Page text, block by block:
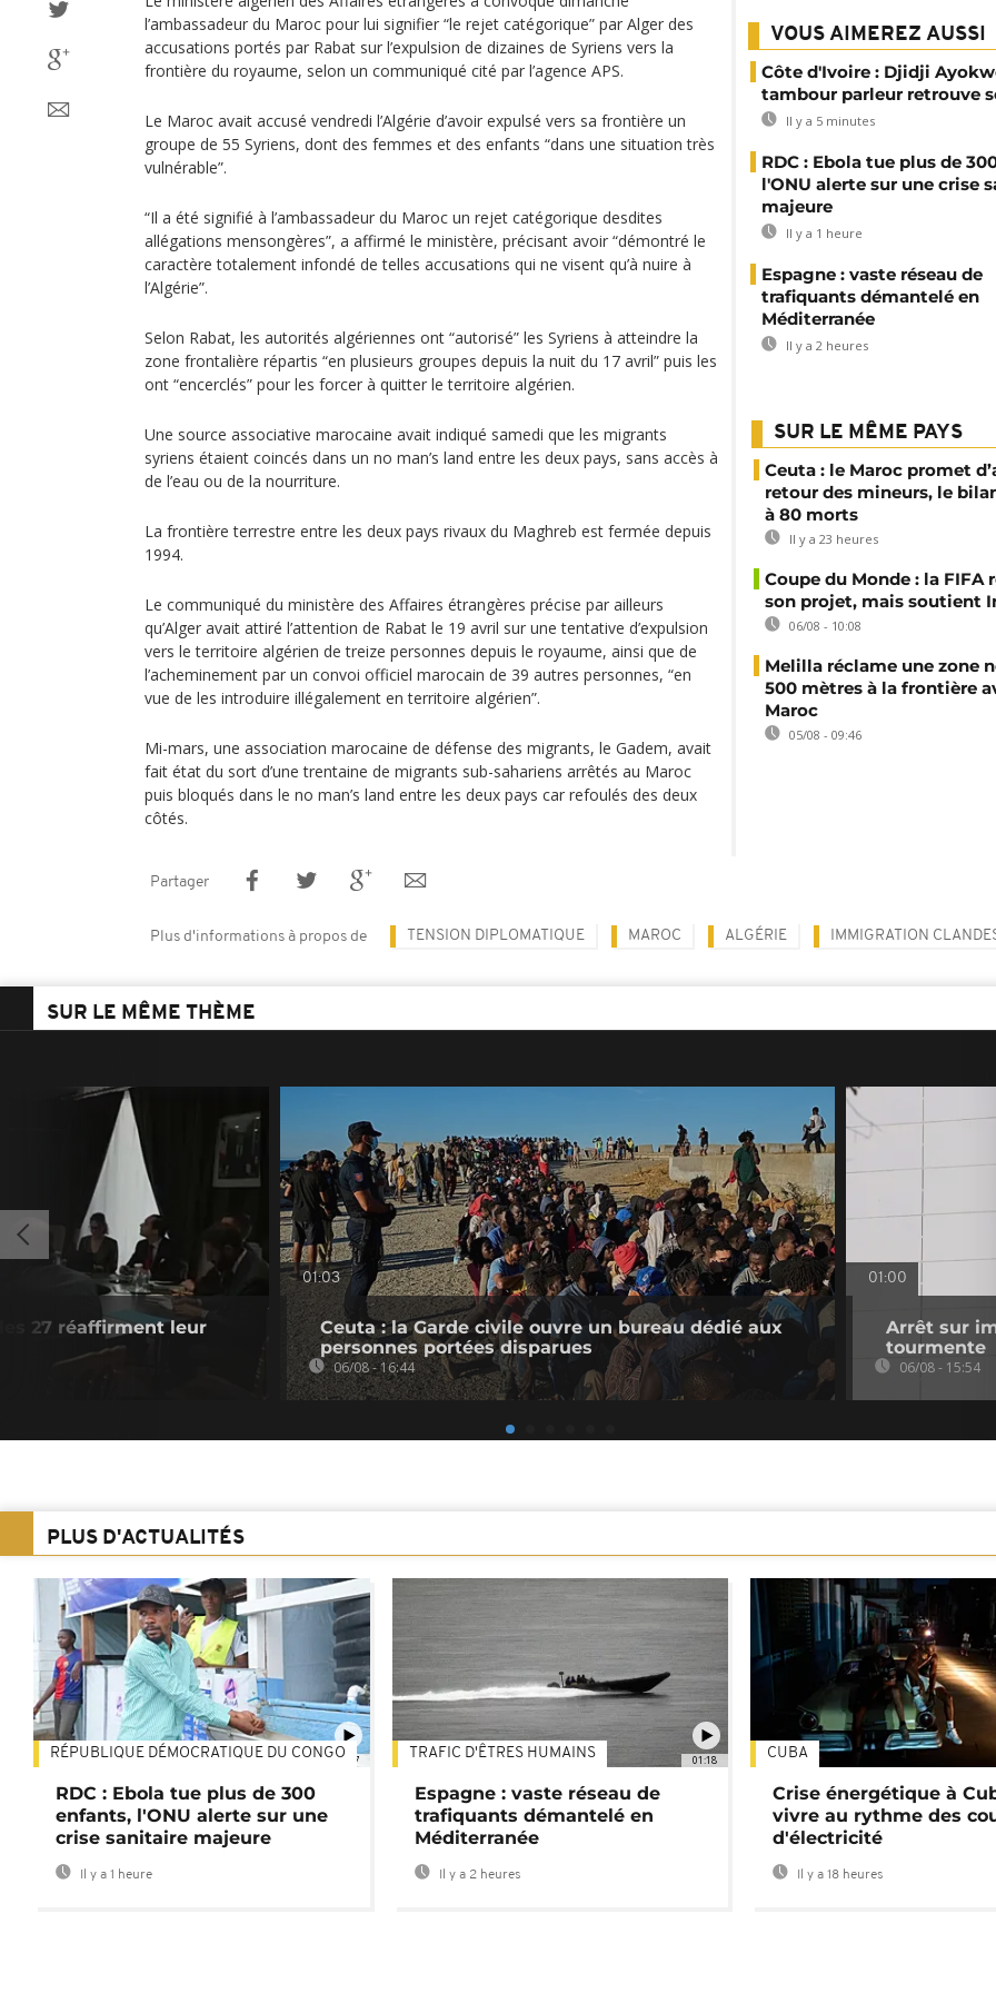
l’ambassadeur du Maroc pour lui signifier “le rejet catégorique” par Alger des
accusations portés par Rabat sur l’expulsion de dizaines de Syriens vers la
frontière du royaume, selon un communiqué cité par l’agence APS.
Le Maroc avait accusé vendredi l’Algérie d’avoir expulsé vers sa frontière un
groupe de 55 Syriens, dont des femmes et des enfants “dans une situation très
vulnérable”.
“Il a été signifié à l’ambassadeur du Maroc un rejet catégorique desdites
allégations mensongères”, a affirmé le ministère, précisant avoir “démontré le
caractère totalement infondé de telles accusations qui ne visent qu’à nuire à
l’Algérie”.
Selon Rabat, les autorités algériennes ont “autorisé” les Syriens à atteindre la
zone frontalière répartis “en plusieurs groupes depuis la nuit du 17 avril” puis les
ont “encerclés” pour les forcer à quitter le territoire algérien.
Une source associative marocaine avait indiqué samedi que les migrants
syriens étaient coincés dans un no man’s land entre les deux pays, sans accès à
de l’eau ou de la nourriture.
La frontière terrestre entre les deux pays rivaux du Maghreb est fermée depuis
1994.
Le communiqué du ministère des Affaires étrangères précise par ailleurs
qu’Alger avait attiré l’attention de Rabat le 19 avril sur une tentative d’expulsion
vers le territoire algérien de treize personnes depuis le royaume, ainsi que de
l’acheminement par un convoi officiel marocain de 39 autres personnes, “en
vue de les introduire illégalement en territoire algérien”.
Mi-mars, une association marocaine de défense des migrants, le Gadem, avait
fait état du sort d’une trentaine de migrants sub-sahariens arrêtés au Maroc
puis bloqués dans le no man’s land entre les deux pays car refoulés des deux
côtés.
VOUS AIMEREZ AUSSI
Côte d'Ivoire : Djidji
tambour parleur retrouve
Il y a 5 minutes
RDC : Ebola tue plus de
l'ONU alerte sur une crise
majeure
Il y a 1 heure
Espagne : vaste réseau de
trafiquants démantelé en
Méditerranée
Il y a 2 heures
SUR LE MÊME PAYS
Ceuta : le Maroc promet
retour des mineurs, le
à 80 morts
Il y a 23 heures
Coupe du Monde : la FIFA
son projet, mais soutient
06/08 - 10:08
Melilla réclame une zone
500 mètres à la frontière
Maroc
05/08 - 09:46
Partager
Plus d'informations à propos de TENSION DIPLOMATIQUE MAROC ALGÉRIE IMMIGRATION
SUR LE MÊME THÈME
27 réaffirment leur
01:03
Ceuta : la Garde civile ouvre un bureau dédié aux
personnes portées disparues
06/08 - 16:44
01:00
Arrêt sur
tourmente
06/08 - 15:54
PLUS D'ACTUALITÉS
01:47
RÉPUBLIQUE DÉMOCRATIQUE DU CONGO
RDC : Ebola tue plus de 300
enfants, l'ONU alerte sur une
crise sanitaire majeure
Il y a 1 heure
01:18
TRAFIC D'ÊTRES HUMAINS
Espagne : vaste réseau de
trafiquants démantelé en
Méditerranée
Il y a 2 heures
CUBA
Crise énergétique à
vivre au rythme des
d'électricité
Il y a 18 heures